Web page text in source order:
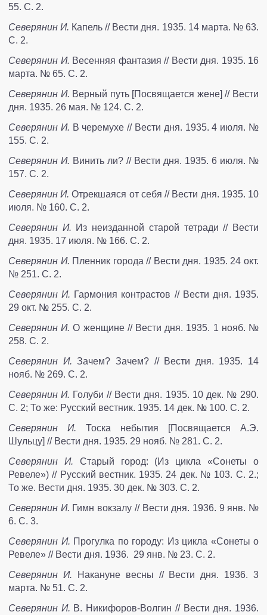
55. С. 2.
Северянин И. Капель // Вести дня. 1935. 14 марта. № 63.
С. 2.
Северянин И. Весенняя фантазия // Вести дня. 1935. 16
марта. № 65. С. 2.
Северянин И. Верный путь [Посвящается жене] // Вести
дня. 1935. 26 мая. № 124. С. 2.
Северянин И. В черемухе // Вести дня. 1935. 4 июля. №
155. С. 2.
Северянин И. Винить ли? // Вести дня. 1935. 6 июля. №
157. С. 2.
Северянин И. Отрекшаяся от себя // Вести дня. 1935. 10
июля. № 160. С. 2.
Северянин И. Из неизданной старой тетради // Вести
дня. 1935. 17 июля. № 166. С. 2.
Северянин И. Пленник города // Вести дня. 1935. 24 окт.
№ 251. С. 2.
Северянин И. Гармония контрастов // Вести дня. 1935.
29 окт. № 255. С. 2.
Северянин И. О женщине // Вести дня. 1935. 1 нояб. №
258. С. 2.
Северянин И. Зачем? Зачем? // Вести дня. 1935. 14
нояб. № 269. С. 2.
Северянин И. Голуби // Вести дня. 1935. 10 дек. № 290.
С. 2; То же: Русский вестник. 1935. 14 дек. № 100. С. 2.
Северянин И. Тоска небытия [Посвящается А.Э.
Шульцу] // Вести дня. 1935. 29 нояб. № 281. С. 2.
Северянин И. Старый город: (Из цикла «Сонеты о
Ревеле») // Русский вестник. 1935. 24 дек. № 103. С. 2.;
То же. Вести дня. 1935. 30 дек. № 303. С. 2.
Северянин И. Гимн вокзалу // Вести дня. 1936. 9 янв. №
6. С. 3.
Северянин И. Прогулка по городу: Из цикла «Сонеты о
Ревеле» // Вести дня. 1936. 29 янв. № 23. С. 2.
Северянин И. Накануне весны // Вести дня. 1936. 3
марта. № 51. С. 2.
Северянин И. В. Никифоров-Волгин // Вести дня. 1936.